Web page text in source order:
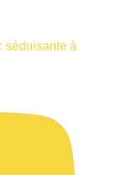
séduisante à